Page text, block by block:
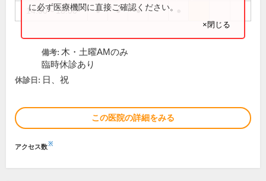
14:00～18:00 ● ● ●
に必ず医療機関に直接ご確認ください。
×閉じる
備考: 木・土曜AMのみ
臨時休診あり
休診日: 日、祝
この医院の詳細をみる
アクセス数※